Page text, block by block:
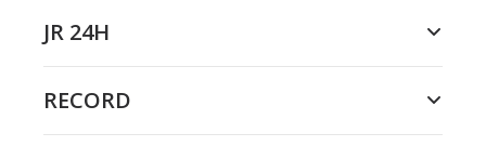
JR 24H
RECORD